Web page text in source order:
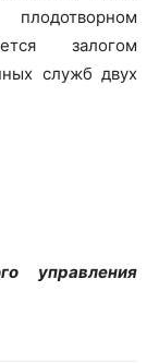
залогом
служб двух
управления